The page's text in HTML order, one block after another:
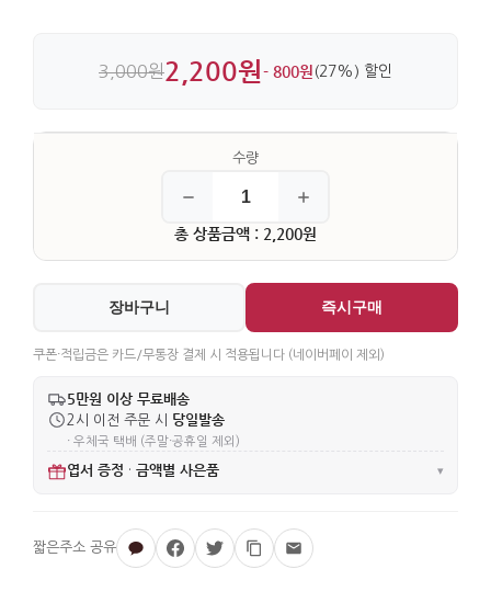
3,000원2,200원- 800원 (27%) 할인
총 상품금액 : 2,200원
장바구니 즉시구매
쿠폰·적립금은 카드/무통장 결제 시 적용됩니다 (네이버페이 제외)
5만원 이상 무료배송
2시 이전 주문 시 당일발송
· 우체국 택배 (주말·공휴일 제외)
엽서 증정 · 금액별 사은품 ▾